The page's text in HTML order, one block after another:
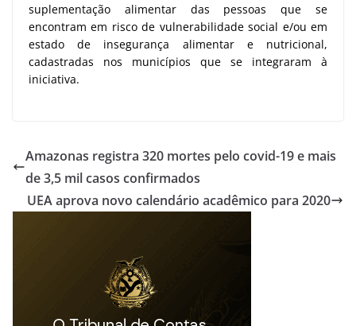
suplementação alimentar das pessoas que se
encontram em risco de vulnerabilidade social e/ou em
estado de insegurança alimentar e nutricional,
cadastradas nos municípios que se integraram à
iniciativa.
Amazonas registra 320 mortes pelo covid-19 e mais
de 3,5 mil casos confirmados
UEA aprova novo calendário acadêmico para 2020